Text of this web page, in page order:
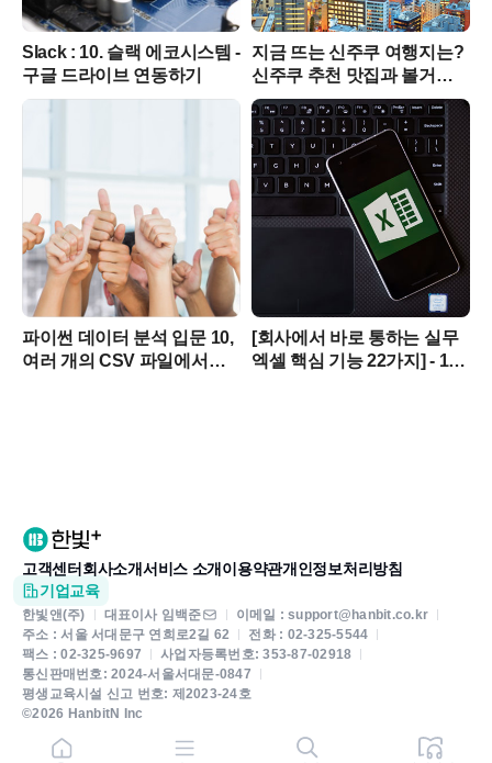
Slack : 10. 슬랙 에코시스템 -
구글 드라이브 연동하기
지금 뜨는 신주쿠 여행지는?
신주쿠 추천 맛집과 볼거리
BEST 10
파이썬 데이터 분석 입문 10,
여러 개의 CSV 파일에서
[회사에서 바로 통하는 실무
엑셀 핵심 기능 22가지] - 10
고객센터 회사소개서비스 소개 이용약관개인정보처리방침
기업교육
한빛앤(주) 대표이사 임백준
이메일 : support@hanbit.co.kr
주소 : 서울 서대문구 연희로2길 62
전화 : 02-325-5544
팩스 : 02-325-9697
사업자등록번호: 353-87-02918
통신판매번호: 2024-서울서대문-0847
평생교육시설 신고 번호: 제2023-24호
©2026 HanbitN Inc